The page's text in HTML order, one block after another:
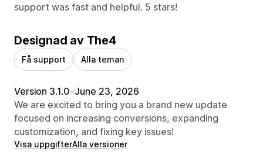
support was fast and helpful. 5 stars!
Designad av The4
Få support Alla teman
Version 3.1.0•June 23, 2026
We are excited to bring you a brand new update
focused on increasing conversions, expanding
customization, and fixing key issues!
Visa uppgifterAlla versioner